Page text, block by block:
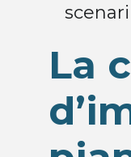
La